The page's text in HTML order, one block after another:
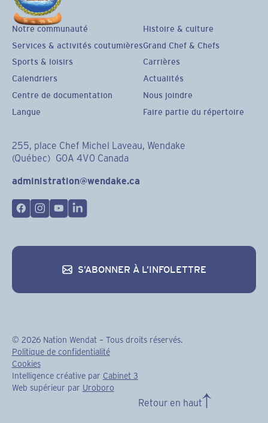
255, place Chef Michel Laveau, Wendake
(Québec) G0A 4V0 Canada
administration@wendake.ca
Notre communauté
Services & activités coutumières
Sports & loisirs
Calendriers
Centre de documentation
Langue
Histoire & culture
Grand Chef & Chefs
Carrières
Actualités
Nous joindre
Faire partie du répertoire
S’ABONNER À L’INFOLETTRE
S’abonner à l’infolettre
© 2026Nation Wendat – Tous droits réservés.
Politique de confidentialité
Cookies
Intelligence créative par Cabinet 3
Web supérieur par Uroboro
Retour en haut